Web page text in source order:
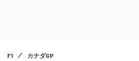
F1 カナダGP